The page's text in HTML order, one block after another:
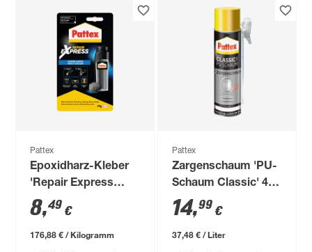
Pattex
Epoxidharz-Kleber
'Repair Express
Powerknete' 48 g
8,49 €
176,88 € / Kilogramm
Pattex
Zargenschaum 'PU-
Schaum Classic' 400
ml
14,99 €
37,48 € / Liter